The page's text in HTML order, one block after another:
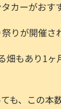
カーがおす
りが開催さ
もあり1ヶ
も、この本